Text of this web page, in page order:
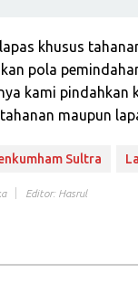
khusus
pola
kami pindahkan
maupun
Sultra
Editor: Hasrul